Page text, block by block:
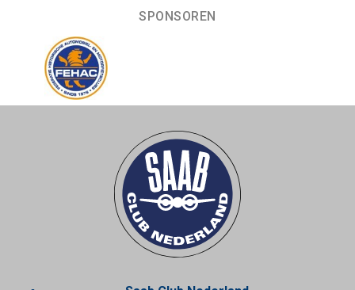
SPONSOREN